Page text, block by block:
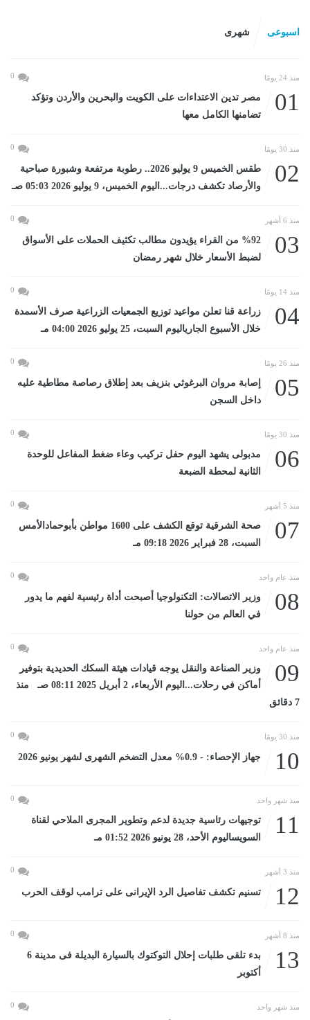
اسبوعى شهرى
منذ 24 يومًا 0
01
مصر تدين الاعتداءات على الكويت والبحرين والأردن وتؤكد
تضامنها الكامل معها
منذ 30 يومًا 0
02
طقس الخميس 9 يوليو 2026.. رطوبة مرتفعة وشبورة صباحية
والأرصاد تكشف درجات...اليوم الخميس، 9 يوليو 2026 05:03 صـ
منذ 6 أشهر 0
03
%92 من القراء يؤيدون مطالب تكثيف الحملات على الأسواق
لضبط الأسعار خلال شهر رمضان
منذ 14 يومًا 0
04
زراعة قنا تعلن مواعيد توزيع الجمعيات الزراعية صرف الأسمدة
خلال الأسبوع الجارياليوم السبت، 25 يوليو 2026 04:00 مـ
منذ 26 يومًا 0
05
إصابة مروان البرغوثي بنزيف بعد إطلاق رصاصة مطاطية عليه
داخل السجن
منذ 30 يومًا 0
06
مدبولى يشهد اليوم حفل تركيب وعاء ضغط المفاعل للوحدة
الثانية لمحطة الضبعة
منذ 5 أشهر 0
07
صحة الشرقية توقع الكشف على 1600 مواطن بأبوحمادالأمس
السبت، 28 فبراير 2026 09:18 مـ
منذ عام واحد 0
08
وزير الاتصالات: التكنولوجيا أصبحت أداة رئيسية لفهم ما يدور
في العالم من حولنا
منذ عام واحد 0
09
وزير الصناعة والنقل يوجه قيادات هيئة السكك الحديدية بتوفير
أماكن في رحلات...اليوم الأربعاء، 2 أبريل 2025 08:11 صـ منذ
7 دقائق
منذ 30 يومًا 0
10 جهاز الإحصاء: - 0.9% معدل التضخم الشهرى لشهر يونيو 2026
منذ شهر واحد 0
11
توجيهات رئاسية جديدة لدعم وتطوير المجرى الملاحي لقناة
السويساليوم الأحد، 28 يونيو 2026 01:52 مـ
منذ 3 أشهر 0
12 تسنيم تكشف تفاصيل الرد الإيرانى على ترامب لوقف الحرب
منذ 8 أشهر 0
13
بدء تلقى طلبات إحلال التوكتوك بالسيارة البديلة فى مدينة 6
أكتوبر
منذ شهر واحد 0